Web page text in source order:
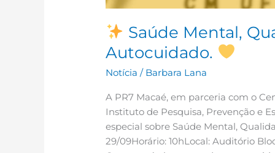
Saúde Mental,
Autocuidado.
Notícia / Barbara Lana
A PR7 Macaé, em parceria com o
Instituto de Pesquisa, Prevenção e
especial sobre Saúde Mental,
29/09Horário: 10hLocal: Auditório